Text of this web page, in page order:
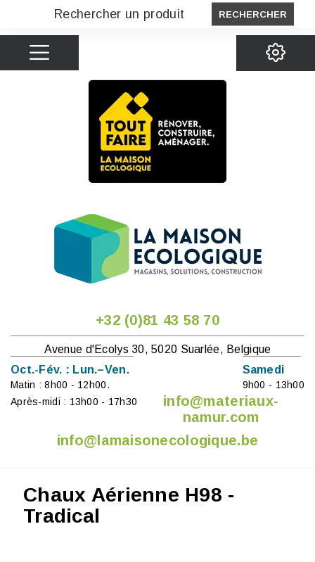
RECHERCHER
+32 (0)81 43 58 70
Avenue d'Ecolys 30, 5020 Suarlée, Belgique
Oct.-Fév. : Lun.–Ven.
Matin : 8h00 - 12h00.
Après-midi : 13h00 - 17h30
Samedi
9h00 - 13h00
info@materiaux-
namur.com
info@lamaisonecologique.be
Chaux Aérienne H98 -
Tradical